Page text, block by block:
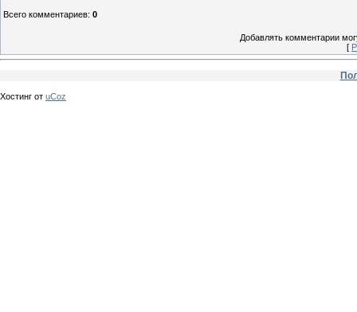
Всего комментариев: 0
Добавлять комментарии
[
Хостинг от uCoz